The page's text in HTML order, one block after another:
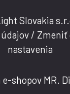
Slovakia
/ Zmeniť
nastavenia
e-shopov MR.